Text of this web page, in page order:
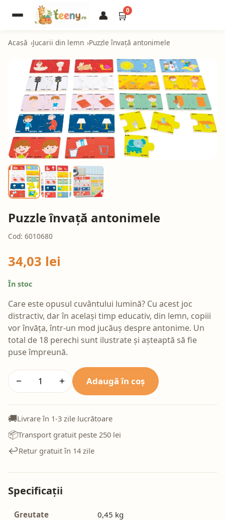
👤 🛒0
Acasă Jucarii din lemn Puzzle învață antonimele
Puzzle învață antonimele
Cod: 6010680
34,03 lei
În stoc
Care este opusul cuvântului lumină? Cu acest joc
distractiv, dar în același timp educativ, din lemn, copiii
vor învăța, într-un mod jucăuș despre antonime. Un
total de 18 perechi sunt ilustrate și așteaptă să fie
puse împreună.
− + Adaugă în coș
🚚Livrare în 1-3 zile lucrătoare
📦Transport gratuit peste 250 lei
↩️Retur gratuit în 14 zile
Specificații
Greutate 0,45 kg